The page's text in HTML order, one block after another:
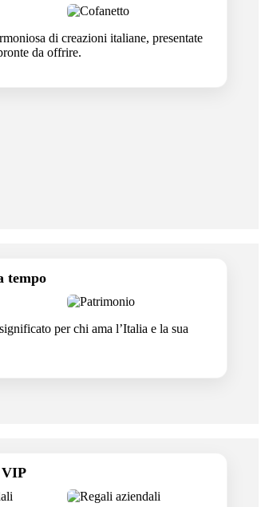
di creazioni italiane, presentate
da offrire.
tempo
per chi ama l’Italia e la sua